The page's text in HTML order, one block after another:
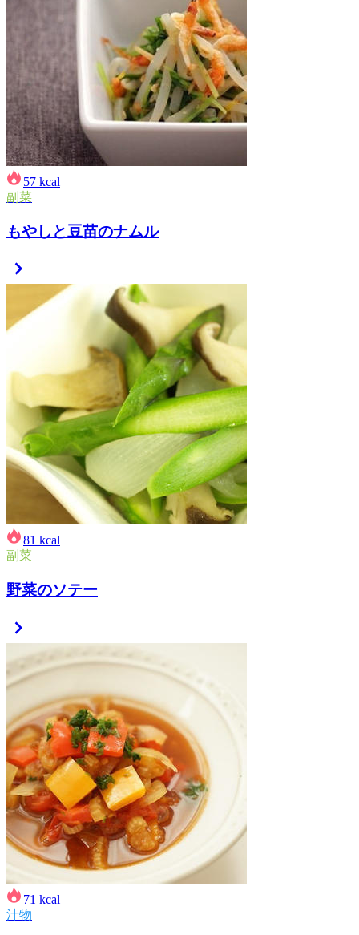
57 kcal
副菜
もやしと豆苗のナムル
81 kcal
副菜
野菜のソテー
71 kcal
汁物